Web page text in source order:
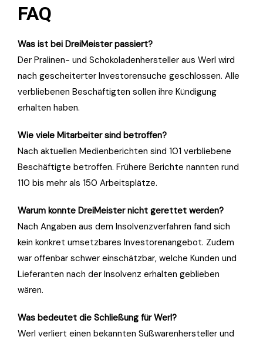
FAQ
Was ist bei DreiMeister passiert?
Der Pralinen- und Schokoladenhersteller aus Werl wird
nach gescheiterter Investorensuche geschlossen. Alle
verbliebenen Beschäftigten sollen ihre Kündigung
erhalten haben.
Wie viele Mitarbeiter sind betroffen?
Nach aktuellen Medienberichten sind 101 verbliebene
Beschäftigte betroffen. Frühere Berichte nannten rund
110 bis mehr als 150 Arbeitsplätze.
Warum konnte DreiMeister nicht gerettet werden?
Nach Angaben aus dem Insolvenzverfahren fand sich
kein konkret umsetzbares Investorenangebot. Zudem
war offenbar schwer einschätzbar, welche Kunden und
Lieferanten nach der Insolvenz erhalten geblieben
wären.
Was bedeutet die Schließung für Werl?
Werl verliert einen bekannten Süßwarenhersteller und